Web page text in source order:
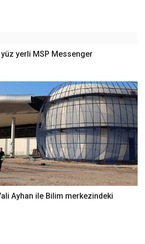
yüz yerli MSP Messenger
Ayhan ile Bilim merkezindeki